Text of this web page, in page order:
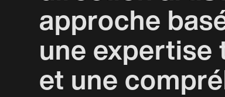
approche
une
et une